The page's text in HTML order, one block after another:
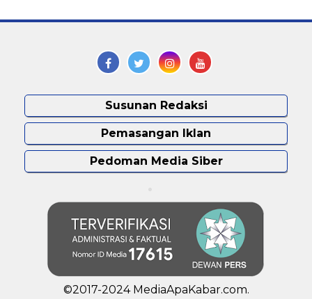
Susunan Redaksi
Pemasangan Iklan
Pedoman Media Siber
©2017-2024 MediaApaKabar.com.